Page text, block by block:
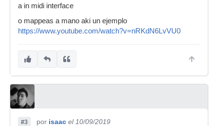
a in midi interface
o mappeas a mano aki un ejemplo
https://www.youtube.com/watch?v=nRKdN6LvVU0
#3 por isaac el 10/09/2019